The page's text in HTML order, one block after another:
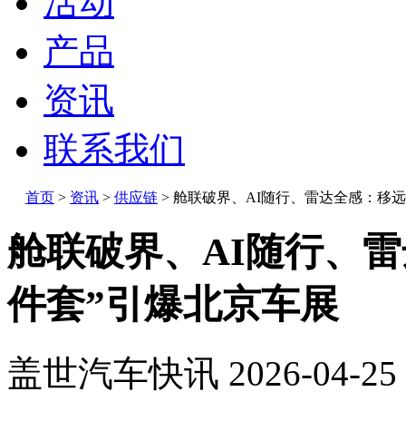
产品
资讯
联系我们
首页 > 资讯 > 供应链 > 舱联破界、AI随行、雷达全感：移
舱联破界、AI随行、
件套”引爆北京车展
盖世汽车快讯 2026-04-